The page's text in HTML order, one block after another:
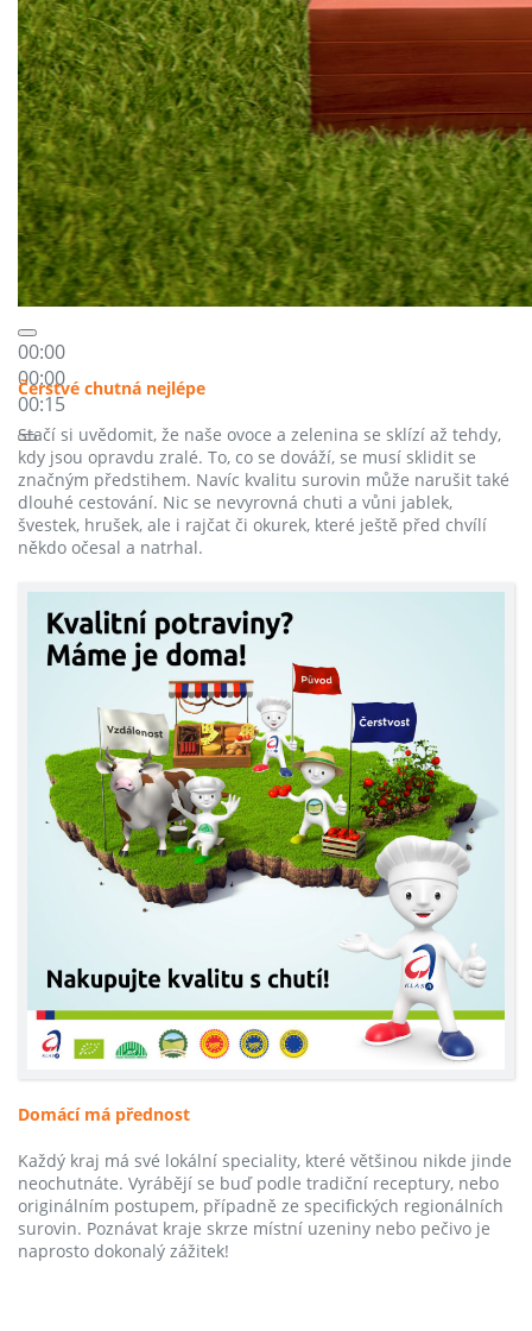
00:00
00:00
00:15
Čerstvé chutná nejlépe
Stačí si uvědomit, že naše ovoce a zelenina se sklízí až tehdy,
kdy jsou opravdu zralé. To, co se dováží, se musí sklidit se
značným předstihem. Navíc kvalitu surovin může narušit také
dlouhé cestování. Nic se nevyrovná chuti a vůni jablek,
švestek, hrušek, ale i rajčat či okurek, které ještě před chvílí
někdo očesal a natrhal.
Domácí má přednost
Každý kraj má své lokální speciality, které většinou nikde jinde
neochutnáte. Vyrábějí se buď podle tradiční receptury, nebo
originálním postupem, případně ze specifických regionálních
surovin. Poznávat kraje skrze místní uzeniny nebo pečivo je
naprosto dokonalý zážitek!